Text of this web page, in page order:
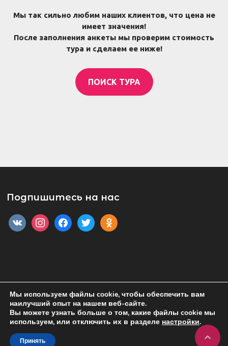

Мы так сильно любим наших клиентов, что цена не
имеет значения!
После заполнения анкеты мы проверим стоимость
тура и сделаем ее ниже!
ПОИСК ТУРА
Подпишитесь на нас
vkontakteinstagramfacebooktwitterodnoklassniki
На cайте могут быть установлены программные средства Яндекс
Метрика, Google Analytics, Cookie , LiveInternet и подобные .
Оставаясь на сайте вы соглашаетесь на обработку персональных
Мы используем файлы cookie, чтобы обеспечить вам
наилучший опыт на нашем веб-сайте.
Вы можете узнать больше о том, какие файлы cookie мы
используем, или отключить их в разделе настройки.
Принять